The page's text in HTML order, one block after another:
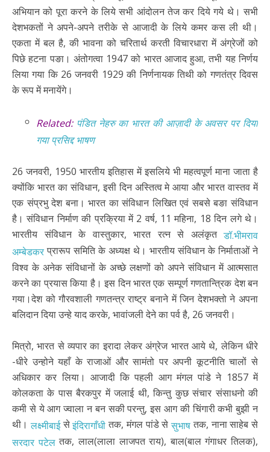
अभियान को पूरा करने के लिये सभी आंदोलन तेज कर दिये गये थे। सभी
देशभकतों ने अपने-अपने तरीके से आजादी के लिये कमर कस ली थी।
एकता में बल है, की भावना को चरितार्थ करती विचारधारा में अंग्रेजों को
पिछे हटना पङा। अंतोगत्वा 1947 को भारत आजाद हुआ, तभी यह निर्णय
लिया गया कि 26 जनवरी 1929 की निर्णनायक तिथी को गणतंत्र दिवस
के रूप में मनायेंगे।
Related: पंडित नेहरु का भारत की आज़ादी के अवसर पर दिया
गया प्रसिद्द भाषण
26 जनवरी, 1950 भारतीय इतिहास में इसलिये भी महत्वपूर्ण माना जाता है
क्योंकि भारत का संविधान, इसी दिन अस्तित्व मे आया और भारत वास्तव में
एक संप्रभु देश बना। भारत का संविधान लिखित एवं सबसे बङा संविधान
है। संविधान निर्माण की प्रक्रिया में 2 वर्ष, 11 महिना, 18 दिन लगे थे।
भारतीय संविधान के वास्तुकार, भारत रत्न से अलंकृतडॉ.भीमराव
अम्बेडकरप्रारूप समिति के अध्यक्ष थे। भारतीय संविधान के निर्माताओं ने
विश्व के अनेक संविधानों के अच्छे लक्षणों को अपने संविधान में आत्मसात
करने का प्रयास किया है। इस दिन भारत एक सम्पूर्ण गणतान्त्रिक देश बन
गया।देश को गौरवशाली गणतन्त्र राष्ट्र बनाने में जिन देशभक्तो ने अपना
बलिदान दिया उन्हे याद करके, भावांजली देने का पर्व है, 26 जनवरी।
मित्रो, भारत से व्यपार का इरादा लेकर अंग्रेज भारत आये थे, लेकिन धीरे
-धीरे उन्होने यहाँ के राजाओं और सामंतो पर अपनी कूटनीति चालों से
अधिकार कर लिया। आजादी कि पहली आग मंगल पांडे ने 1857 में
कोलकता के पास बैरकपुर में जलाई थी, किन्तु कुछ संचार संसाधनो की
कमी से ये आग ज्वाला न बन सकी परन्तु, इस आग की चिंगारी कभी बुझी न
थी।लक्ष्मीबाईसेइंदिरागाँधीतक, मंगल पांडे सेसुभाषतक, नाना साहेब से
सरदार पटेलतक, लाल(लाला लाजपत राय), बाल(बाल गंगाधर तिलक),